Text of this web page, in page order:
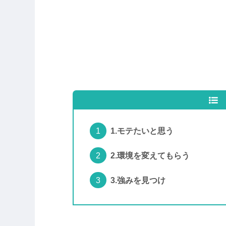
1.モテたいと思う
2.環境を変えてもらう
3.強みを見つけ